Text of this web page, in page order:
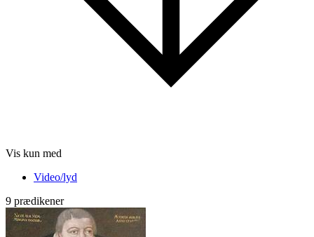
Vis kun med
Video/lyd
9 prædikener